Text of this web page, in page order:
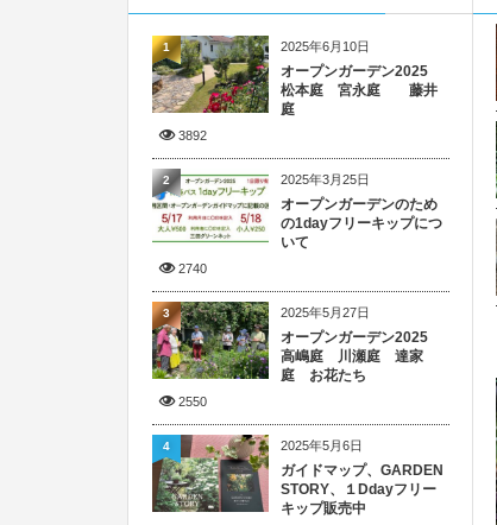
2025年6月10日
オープンガーデン2025
松本庭 宮永庭 藤井
庭
3892
1
2025年3月25日
オープンガーデンのため
の1dayフリーキップにつ
いて
2740
2
2025年5月27日
オープンガーデン2025
高嶋庭 川瀬庭 達家
庭 お花たち
2550
3
2025年5月6日
ガイドマップ、GARDEN
STORY、１Ddayフリー
キップ販売中
4